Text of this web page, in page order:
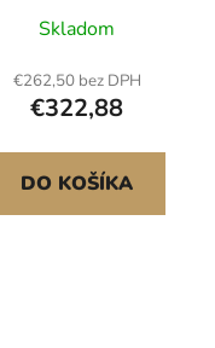
protiskluzovými
podložkami,
gymnastické cvičební
vybavení s dřevěným
a protiskluzovou
stranou pro
a posilovnu,
Skladom
€262,50 bez DPH
€322,88
DO KOŠÍKA